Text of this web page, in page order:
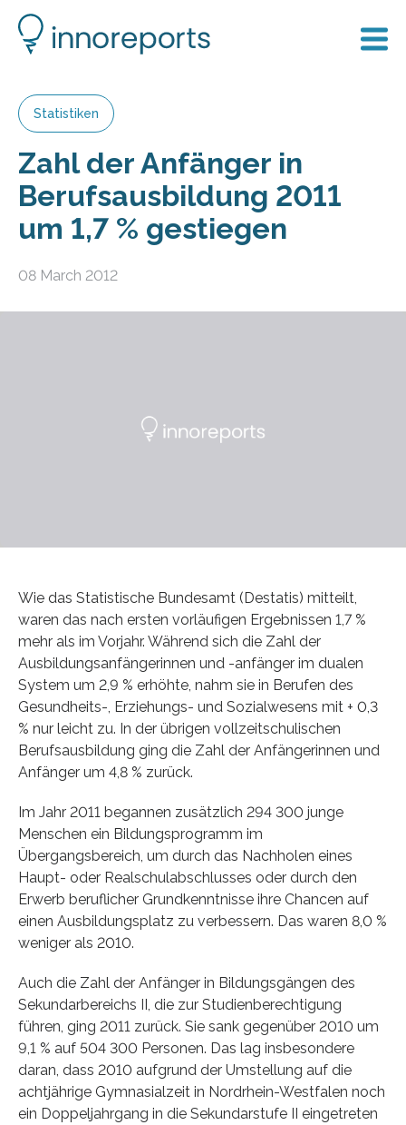
Statistiken
Zahl der Anfänger in
Berufsausbildung 2011
um 1,7 % gestiegen
08 March 2012
Wie das Statistische Bundesamt (Destatis) mitteilt,
waren das nach ersten vorläufigen Ergebnissen 1,7 %
mehr als im Vorjahr. Während sich die Zahl der
Ausbildungsanfängerinnen und -anfänger im dualen
System um 2,9 % erhöhte, nahm sie in Berufen des
Gesundheits-, Erziehungs- und Sozialwesens mit + 0,3
% nur leicht zu. In der übrigen vollzeitschulischen
Berufsausbildung ging die Zahl der Anfängerinnen und
Anfänger um 4,8 % zurück.
Im Jahr 2011 begannen zusätzlich 294 300 junge
Menschen ein Bildungsprogramm im
Übergangsbereich, um durch das Nachholen eines
Haupt- oder Realschulabschlusses oder durch den
Erwerb beruflicher Grundkenntnisse ihre Chancen auf
einen Ausbildungsplatz zu verbessern. Das waren 8,0 %
weniger als 2010.
Auch die Zahl der Anfänger in Bildungsgängen des
Sekundarbereichs II, die zur Studienberechtigung
führen, ging 2011 zurück. Sie sank gegenüber 2010 um
9,1 % auf 504 300 Personen. Das lag insbesondere
daran, dass 2010 aufgrund der Umstellung auf die
achtjährige Gymnasialzeit in Nordrhein-Westfalen noch
ein Doppeljahrgang in die Sekundarstufe II eingetreten